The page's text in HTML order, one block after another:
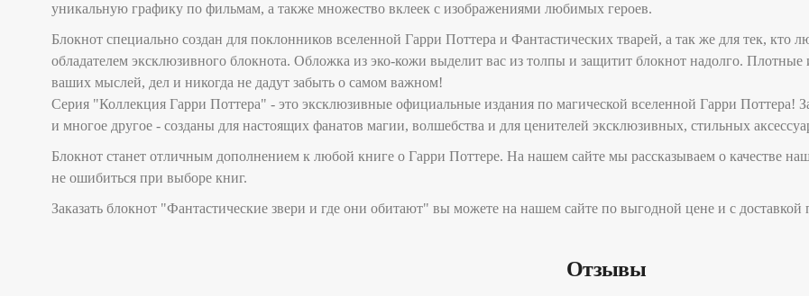
уникальную графику по фильмам, а также множество вклеек с изображениями любимых героев.
Блокнот специально создан для поклонников вселенной Гарри Поттера и Фантастических тварей, а так же для тек, кто
обладателем эксклюзивного блокнота. Обложка из эко-кожи выделит вас из толпы и защитит блокнот надолго.
ваших мыслей, дел и никогда не дадут забыть о самом важном!
Серия "Коллекция Гарри Поттера" - это эксклюзивные официальные издания по магической вселенной Гарри Поттера!
и многое другое - созданы для настоящих фанатов магии, волшебства и для ценителей эксклюзивных, стильных
Блокнот станет отличным дополнением к любой книге о Гарри Поттере. На нашем сайте мы рассказываем о качестве
не ошибиться при выборе книг.
Заказать блокнот "Фантастические звери и где они обитают" вы можете на нашем сайте по выгодной цене и с доставкой
Отзывы